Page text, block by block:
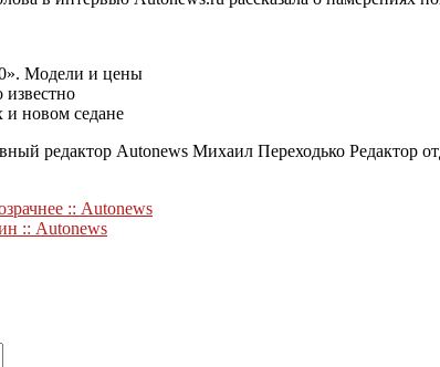
Модели и цены
новом седане
редактор Autonews Михаил Переходько Редактор
:: Autonews
:: Autonews